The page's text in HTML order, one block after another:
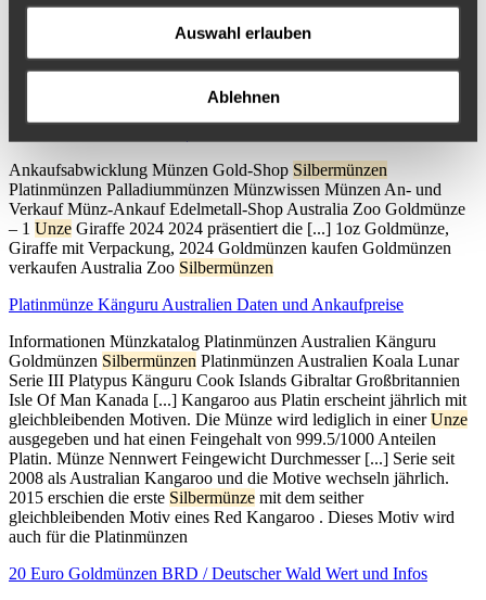
Auswahl erlauben
Ablehnen
nahe des Goldpreises an Sammler und Anleger ausgegeben. Der
Durchmesser der 1/2Unzen(15,55g) schweren 100 Euro Münzen
beträgt gleichbleibend 28mm, die Dicke 1,65mm. Die Münze wird
Ankaufsabwicklung Münzen Gold-Shop Silbermünzen
Platinmünzen Palladiummünzen Münzwissen Münzen An- und
Verkauf Münz-Ankauf Edelmetall-Shop Australia Zoo Goldmünze
– 1 Unze Giraffe 2024 2024 präsentiert die [...] 1oz Goldmünze,
Giraffe mit Verpackung, 2024 Goldmünzen kaufen Goldmünzen
verkaufen Australia Zoo Silbermünzen
Platinmünze Känguru Australien Daten und Ankaufpreise
Informationen Münzkatalog Platinmünzen Australien Känguru
Goldmünzen Silbermünzen Platinmünzen Australien Koala Lunar
Serie III Platypus Känguru Cook Islands Gibraltar Großbritannien
Isle Of Man Kanada [...] Kangaroo aus Platin erscheint jährlich mit
gleichbleibenden Motiven. Die Münze wird lediglich in einerUnze
ausgegeben und hat einen Feingehalt von 999.5/1000 Anteilen
Platin. Münze Nennwert Feingewicht Durchmesser [...] Serie seit
2008 als Australian Kangaroo und die Motive wechseln jährlich.
2015 erschien die erste Silbermünze mit dem seither
gleichbleibenden Motiv eines Red Kangaroo . Dieses Motiv wird
auch für die Platinmünzen
20 Euro Goldmünzen BRD / Deutscher Wald Wert und Infos